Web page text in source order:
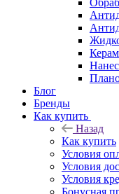
Блог
Бренды
Как купить
Назад
Как купить
Условия
Условия
Условия
Бонусная